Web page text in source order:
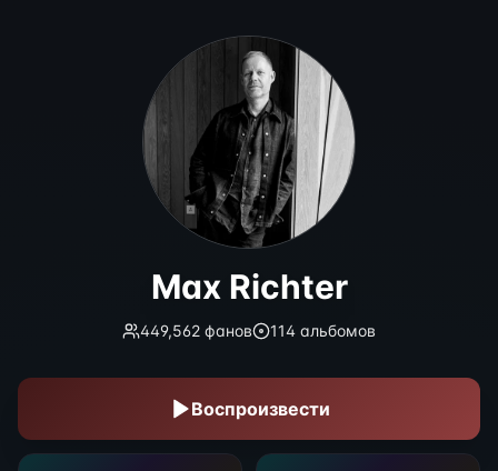
Max Richter
449,562 фанов 114 альбомов
Воспроизвести